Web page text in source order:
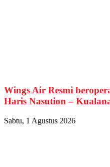
Wings Air Resmi
Haris Nasution –
Sabtu, 1 Agustus 2026